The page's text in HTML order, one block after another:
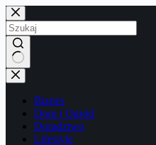
Przejdź
do
treści
Brak
wyników
Biznes
Dom i Ogród
Doradztwo
Lifestyle